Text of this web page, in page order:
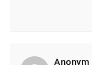
Anonym